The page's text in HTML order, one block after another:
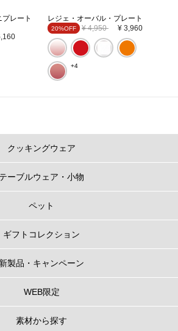
レート
レジェ・オーバル・プレート
20%OFF Price reduced from
¥ 4,950to ¥ 3,960
+4
クッキングウェア
テーブルウェア・小物
ペット
ギフトコレクション
新製品・キャンペーン
WEB限定
素材から探す